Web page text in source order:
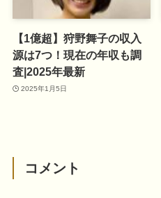
【1億超】狩野舞子の収入
源は7つ！現在の年収も調
査|2025年最新
2025年1月5日
コメント